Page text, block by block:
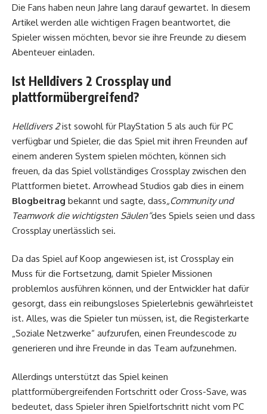
Die Fans haben neun Jahre lang darauf gewartet. In diesem
Artikel werden alle wichtigen Fragen beantwortet, die
Spieler wissen möchten, bevor sie ihre Freunde zu diesem
Abenteuer einladen.
Ist Helldivers 2 Crossplay und
plattformübergreifend?
Helldivers 2ist sowohl für PlayStation 5 als auch für PC
verfügbar und Spieler, die das Spiel mit ihren Freunden auf
einem anderen System spielen möchten, können sich
freuen, da das Spiel vollständiges Crossplay zwischen den
Plattformen bietet. Arrowhead Studios gab dies in einem
Blogbeitrag bekannt und sagte, dass„Community und
Teamwork die wichtigsten Säulen“des Spiels seien und dass
Crossplay unerlässlich sei.
Da das Spiel auf Koop angewiesen ist, ist Crossplay ein
Muss für die Fortsetzung, damit Spieler Missionen
problemlos ausführen können, und der Entwickler hat dafür
gesorgt, dass ein reibungsloses Spielerlebnis gewährleistet
ist. Alles, was die Spieler tun müssen, ist, die Registerkarte
„Soziale Netzwerke“ aufzurufen, einen Freundescode zu
generieren und ihre Freunde in das Team aufzunehmen.
Allerdings unterstützt das Spiel keinen
plattformübergreifenden Fortschritt oder Cross-Save, was
bedeutet, dass Spieler ihren Spielfortschritt nicht vom PC